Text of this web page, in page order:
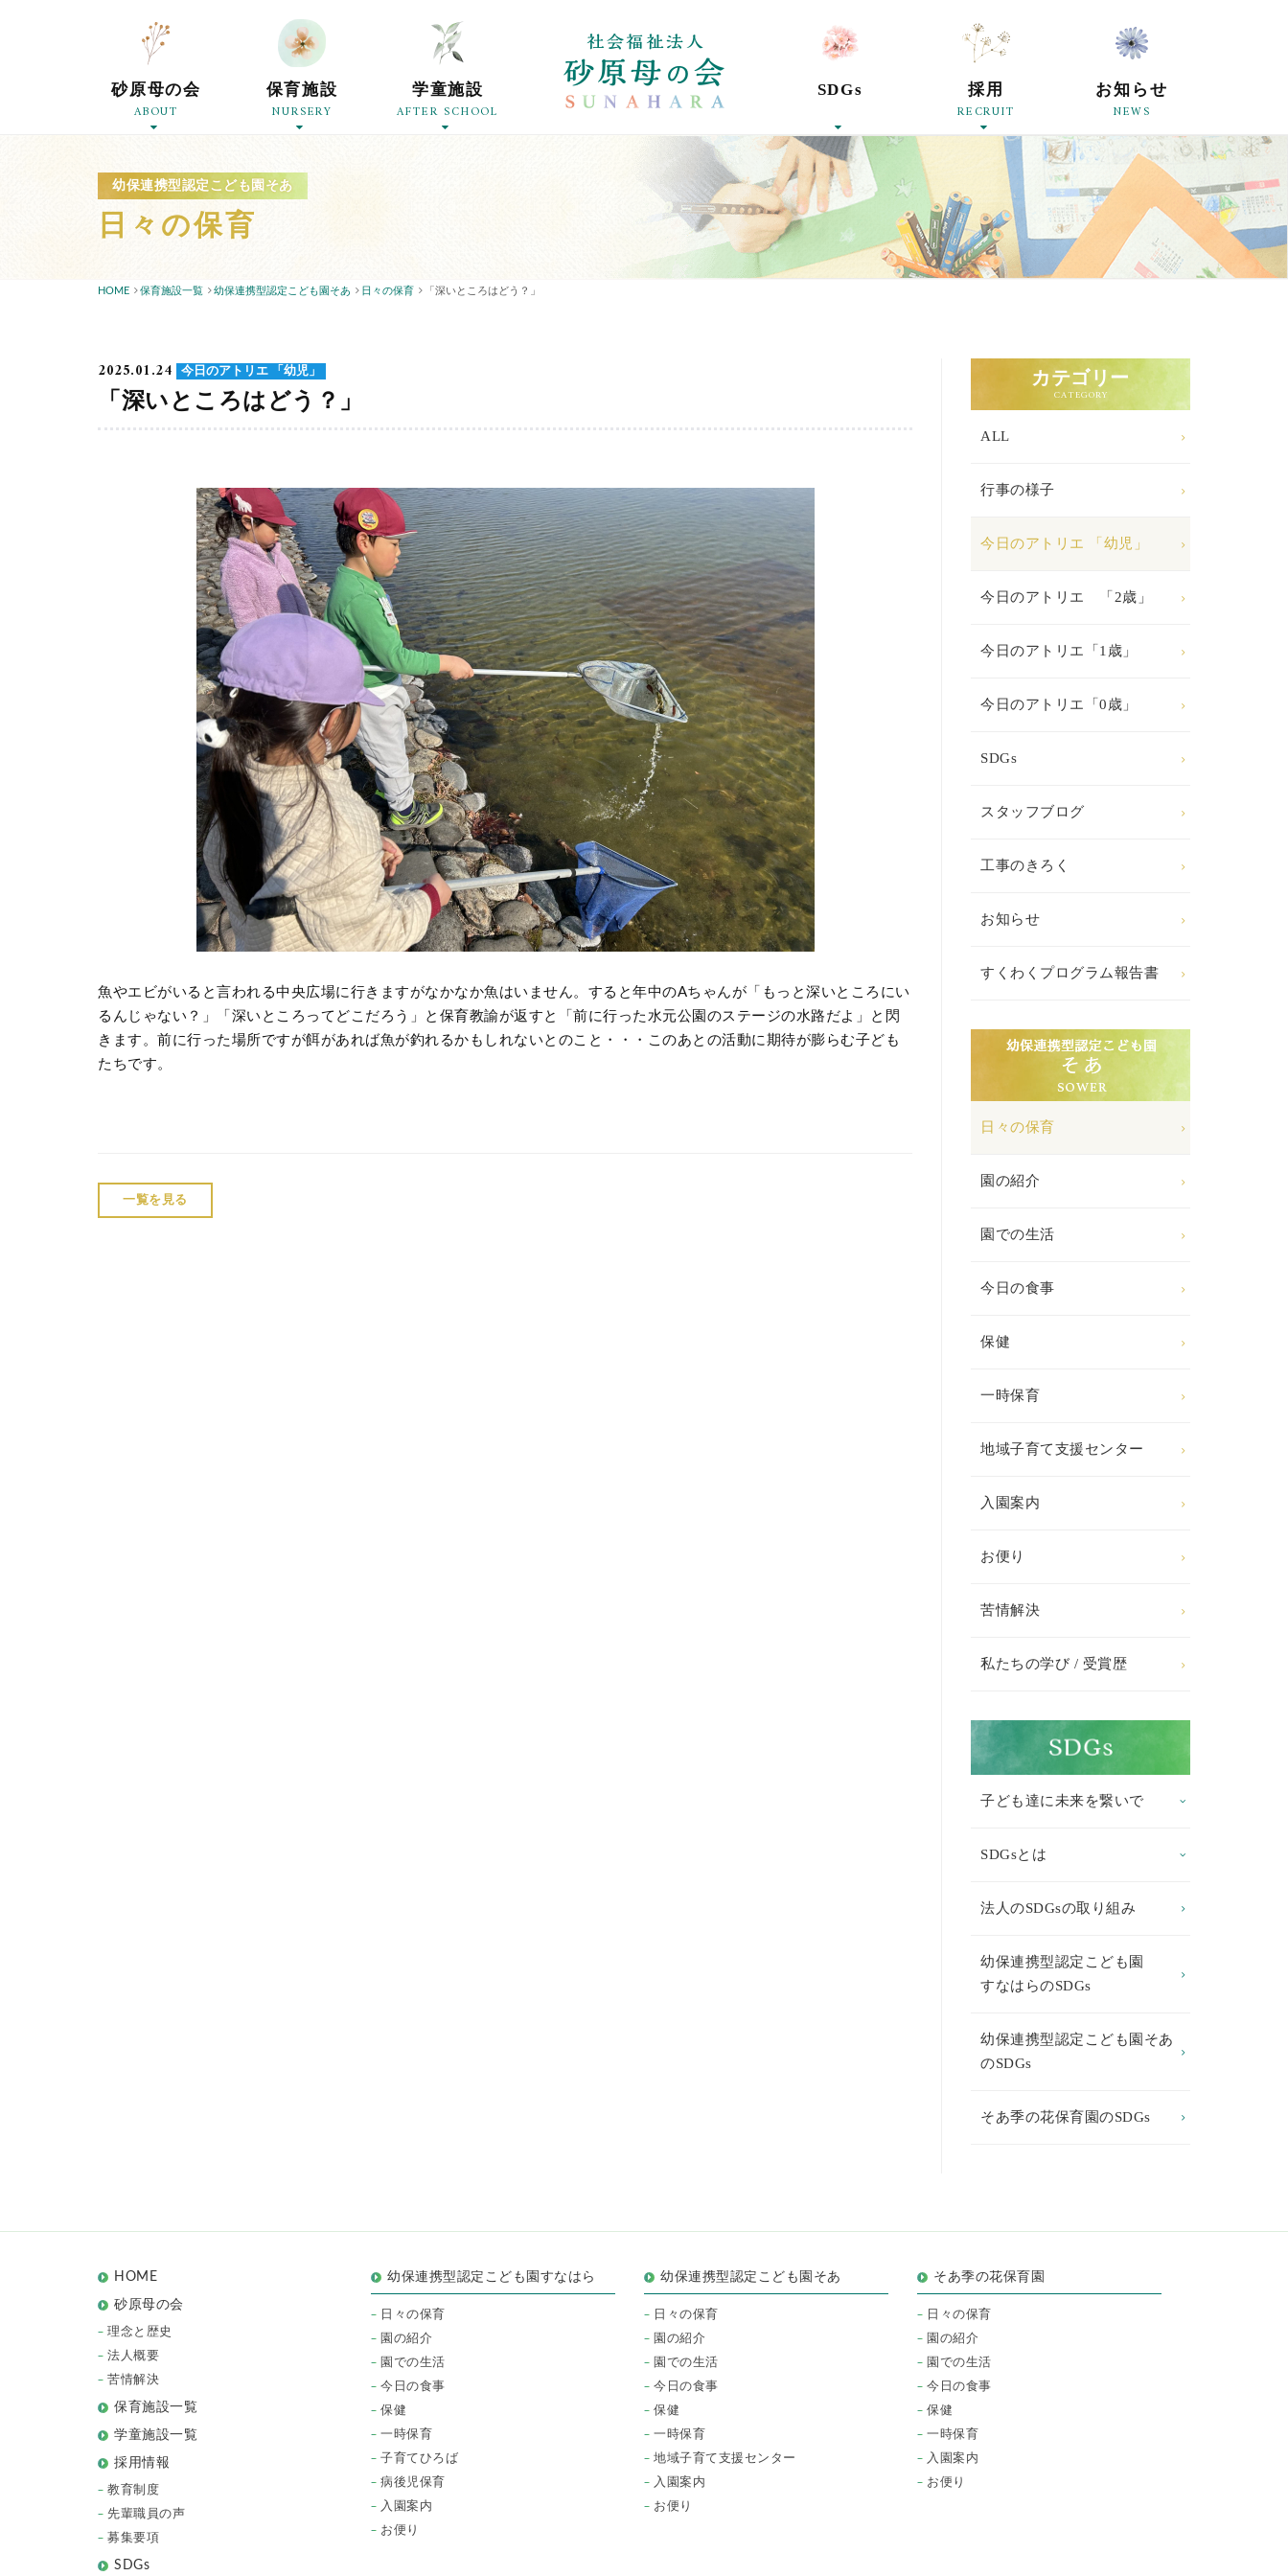
社会福祉法人砂原母の会
砂原母の会
ABOUT
保育施設
NURSERY
学童施設
AFTER SCHOOL
SDGs 採用
RECRUIT
お知らせ
NEWS
幼保連携型認定こども園そあ
日々の保育
HOME 保育施設一覧 幼保連携型認定こども園そあ 日々の保育 「深いところはどう？」
カテゴリー
CATEGORY
ALL
行事の様子
今日のアトリエ 「幼児」
今日のアトリエ 「2歳」
今日のアトリエ「1歳」
今日のアトリエ「0歳」
SDGs
スタッフブログ
工事のきろく
お知らせ
すくわくプログラム報告書
日々の保育
園の紹介
園での生活
今日の食事
保健
一時保育
地域子育て支援センター
入園案内
お便り
苦情解決
私たちの学び / 受賞歴
子ども達に未来を繋いで
SDGsとは
法人のSDGsの取り組み
幼保連携型認定こども園
すなはらのSDGs
幼保連携型認定こども園そあ
のSDGs
そあ季の花保育園のSDGs
2025.01.24 今日のアトリエ 「幼児」
「深いところはどう？」
魚やエビがいると言われる中央広場に行きますがなかなか魚はいません。すると年中のAちゃんが「もっと深いところにい
るんじゃない？」「深いところってどこだろう」と保育教諭が返すと「前に行った水元公園のステージの水路だよ」と閃
きます。前に行った場所ですが餌があれば魚が釣れるかもしれないとのこと・・・このあとの活動に期待が膨らむ子ども
たちです。
一覧を見る
HOME
砂原母の会
理念と歴史
法人概要
苦情解決
保育施設一覧
学童施設一覧
採用情報
教育制度
先輩職員の声
募集要項
SDGs
幼保連携型認定こども園すなはら
日々の保育
園の紹介
園での生活
今日の食事
保健
一時保育
子育てひろば
病後児保育
入園案内
お便り
幼保連携型認定こども園そあ
日々の保育
園の紹介
園での生活
今日の食事
保健
一時保育
地域子育て支援センター
入園案内
お便り
そあ季の花保育園
日々の保育
園の紹介
園での生活
今日の食事
保健
一時保育
入園案内
お便り